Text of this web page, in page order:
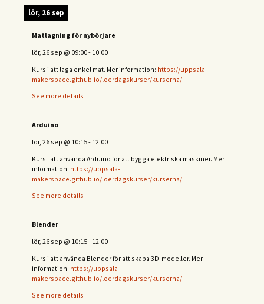
lör, 26 sep
Matlagning för nybörjare
lör, 26 sep @ 09:00- 10:00
Kurs i att laga enkel mat. Mer information: https://uppsala-
makerspace.github.io/loerdagskurser/kurserna/
See more details
Arduino
lör, 26 sep @ 10:15- 12:00
Kurs i att använda Arduino för att bygga elektriska maskiner. Mer
information: https://uppsala-
makerspace.github.io/loerdagskurser/kurserna/
See more details
Blender
lör, 26 sep @ 10:15- 12:00
Kurs i att använda Blender för att skapa 3D-modeller. Mer
information: https://uppsala-
makerspace.github.io/loerdagskurser/kurserna/
See more details